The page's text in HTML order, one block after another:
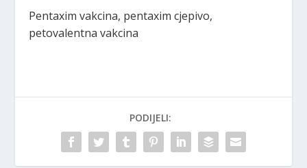
Pentaxim vakcina, pentaxim cjepivo,
petovalentna vakcina
PODIJELI: